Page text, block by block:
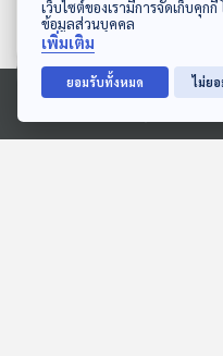
Ⓒ 2020 องค์การกระจายเสียงและแพร่ภาพสาธ
อาจารย์เกตุ ดร.กฤตินี พง
ธนเลิศ
Made My Day วันนี้ดีที่สุด
เว็บไซต์ของเรามีการจัดเก็บคุก
ข้อมูลส่วนบุคคล
เพิ่มเติม
ยอมรับทั้งหมด ไม่ย